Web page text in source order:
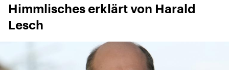
Himmlisches erklärt von Harald
Lesch